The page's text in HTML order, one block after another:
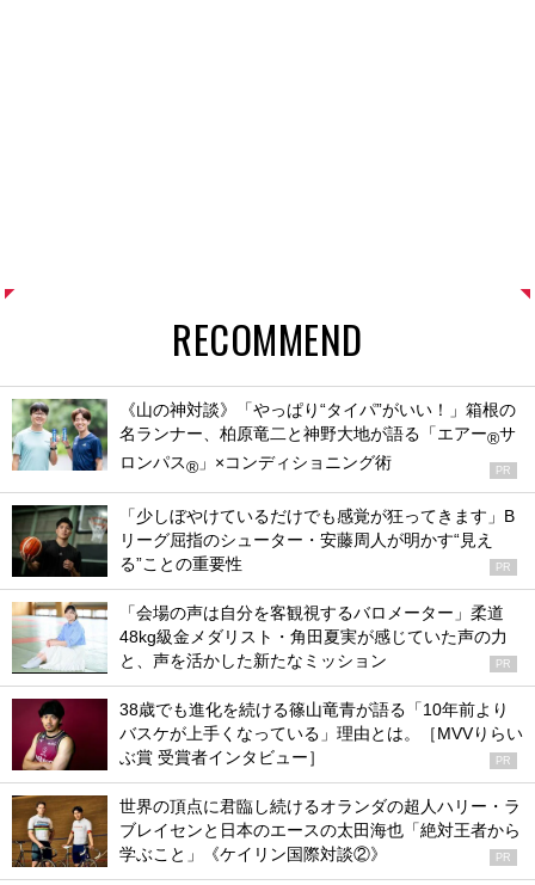
RECOMMEND
《山の神対談》「やっぱり“タイパ”がいい！」箱根の
名ランナー、柏原竜二と神野大地が語る「エアー®サ
ロンパス® 」×コンディショニング術 PR
「少しぼやけているだけでも感覚が狂ってきます」B
リーグ屈指のシューター・安藤周人が明かす“見え
る”ことの重要性
PR
「会場の声は自分を客観視するバロメーター」柔道
48kg級金メダリスト・角田夏実が感じていた声の力
と、声を活かした新たなミッション
PR
38歳でも進化を続ける篠山竜青が語る「10年前より
バスケが上手くなっている」理由とは。［MVVりらい
ぶ賞 受賞者インタビュー］
PR
世界の頂点に君臨し続けるオランダの超人ハリー・ラ
ブレイセンと日本のエースの太田海也「絶対王者から
学ぶこと」《ケイリン国際対談②》
PR